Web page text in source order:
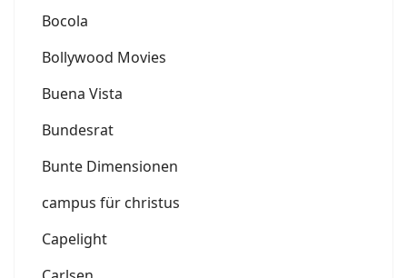
Bocola
Bollywood Movies
Buena Vista
Bundesrat
Bunte Dimensionen
campus für christus
Capelight